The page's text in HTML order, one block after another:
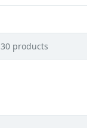
30 products